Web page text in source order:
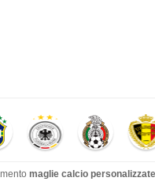
maglie calcio personalizzate